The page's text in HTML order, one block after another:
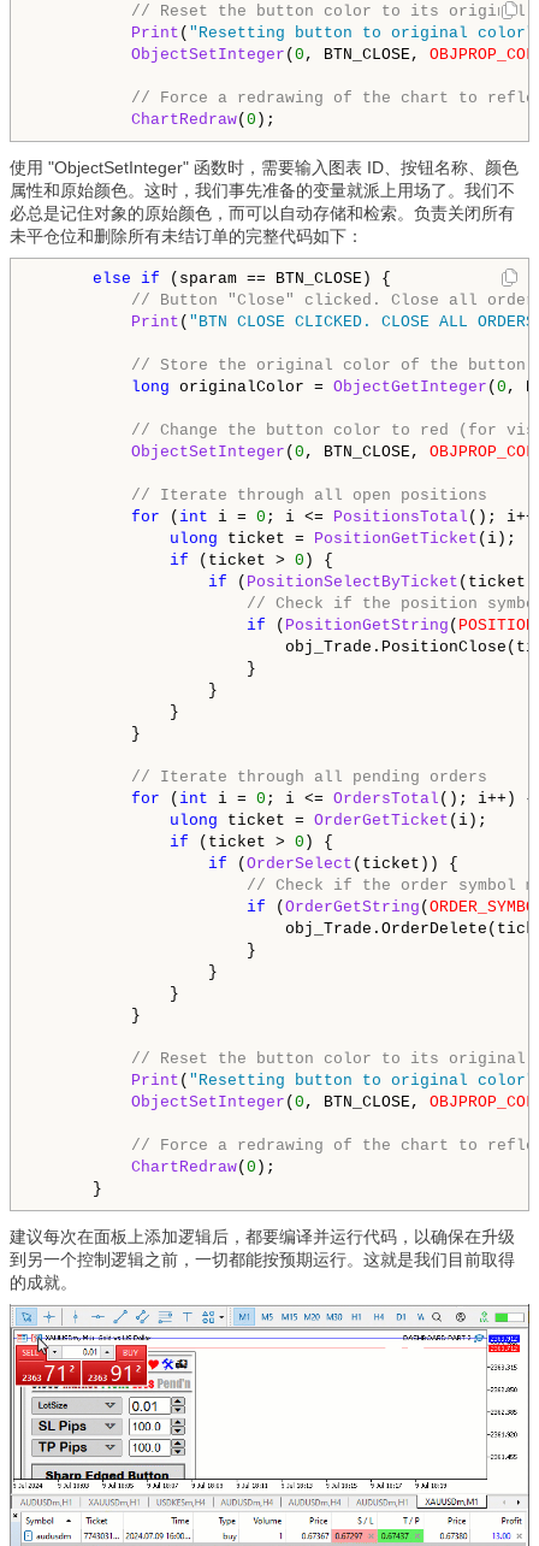
// Reset the button color to its original
Print ( "Resetting button to original color"
ObjectSetInteger ( 0 , BTN_CLOSE,
// Force a redrawing of the chart to
ChartRedraw( 0 );
使用 "ObjectSetInteger" 函数时，需要输入图表 ID、按钮名称、颜色
属性和原始颜色。这时，我们事先准备的变量就派上用场了。我们不
必总是记住对象的原始颜色，而可以自动存储和检索。负责关闭所有
未平仓位和删除所有未结订单的完整代码如下：
else if (sparam == BTN_CLOSE) {
// Button "Close" clicked. Close all
Print ( "BTN CLOSE CLICKED. CLOSE ALL
// Store the original color of the button
long originalColor = ObjectGetInteger ( 0 ,
// Change the button color to red (for
ObjectSetInteger ( 0 , BTN_CLOSE,
// Iterate through all open positions
for ( int i = 0 ; i <= PositionsTotal ();
ulong ticket = PositionGetTicket (i);
if (ticket > 0 ) {
if ( PositionSelectByTicket
// Check if the position
if ( PositionGetString (
}
}
}
}
// Iterate through all pending orders
for ( int i = 0 ; i <= OrdersTotal (); i++) {
ulong ticket = OrderGetTicket (i);
if (ticket > 0 ) {
if ( OrderSelect (ticket)) {
// Check if the order symbol
if ( OrderGetString (
}
}
}
}
// Reset the button color to its original
Print ( "Resetting button to original color"
ObjectSetInteger ( 0 , BTN_CLOSE,
// Force a redrawing of the chart to
ChartRedraw( 0 );
}
建议每次在面板上添加逻辑后，都要编译并运行代码，以确保在升级
到另一个控制逻辑之前，一切都能按预期运行。这就是我们目前取得
的成就。